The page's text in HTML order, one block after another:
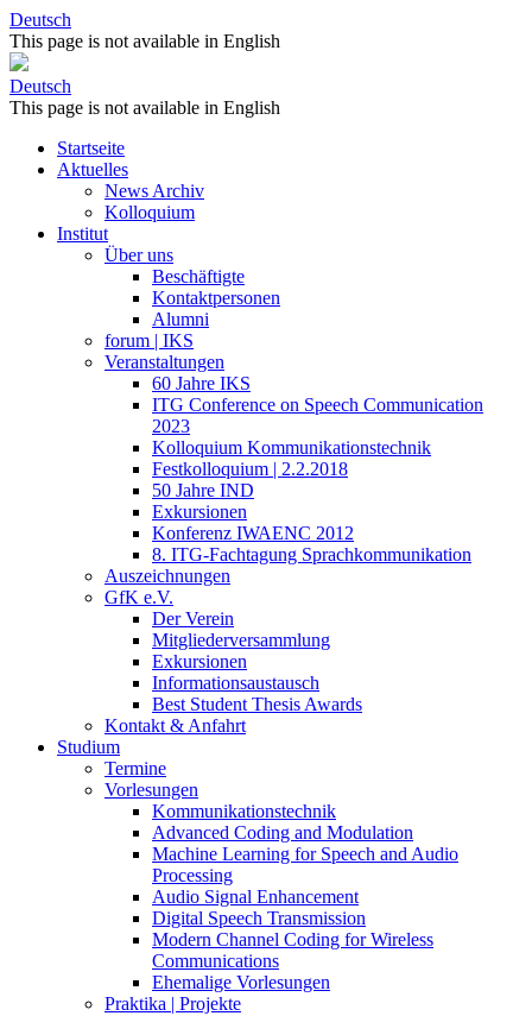
Deutsch
This page is not available in English
Deutsch
This page is not available in English
Startseite
Aktuelles
News Archiv
Kolloquium
Institut
Über uns
Beschäftigte
Kontaktpersonen
Alumni
forum | IKS
Veranstaltungen
60 Jahre IKS
ITG Conference on Speech Communication
2023
Kolloquium Kommunikationstechnik
Festkolloquium | 2.2.2018
50 Jahre IND
Exkursionen
Konferenz IWAENC 2012
8. ITG-Fachtagung Sprachkommunikation
Auszeichnungen
GfK e.V.
Der Verein
Mitgliederversammlung
Exkursionen
Informationsaustausch
Best Student Thesis Awards
Kontakt & Anfahrt
Studium
Termine
Vorlesungen
Kommunikationstechnik
Advanced Coding and Modulation
Machine Learning for Speech and Audio
Processing
Audio Signal Enhancement
Digital Speech Transmission
Modern Channel Coding for Wireless
Communications
Ehemalige Vorlesungen
Praktika | Projekte